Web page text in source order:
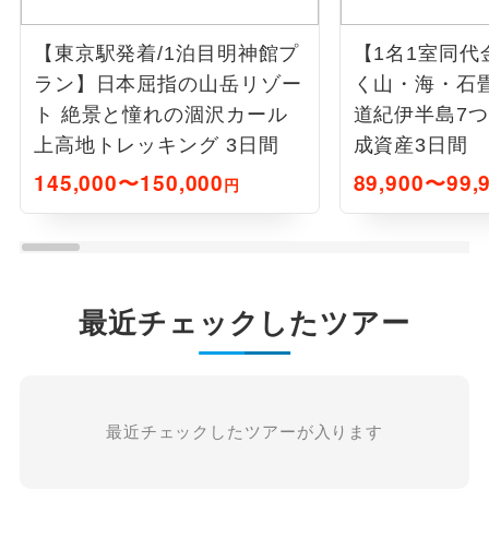
【東京駅発着/1泊目明神館プ
ラン】日本屈指の山岳リゾー
ト 絶景と憧れの涸沢カール
上高地トレッキング 3日間
145,000〜150,000円
【1名1室同
く山・海・石
道紀伊半島7
成資産3日間
89,900〜
最近チェックしたツアー
最近チェックしたツアーが入ります